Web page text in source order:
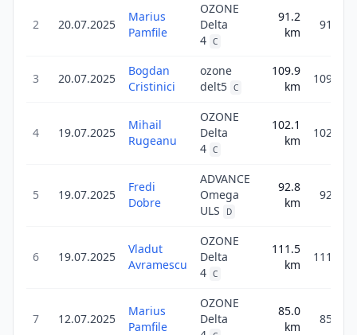
2 20.07.2025
Marius
Pamfile
OZONE
Delta
4 C
91.2
km
91.2
3 20.07.2025
Bogdan
Cristinici
ozone
delt5 C
109.9
km
109.9
4 19.07.2025
Mihail
Rugeanu
OZONE
Delta
4 C
102.1
km
102.1
5 19.07.2025
Fredi
Dobre
ADVANCE
Omega
ULS
D
92.8
km
92.8
6 19.07.2025
Vladut
Avramescu
OZONE
Delta
4 C
111.5
km
111.5
7 12.07.2025
Marius
Pamfile
OZONE
Delta
85.0
km
85.0